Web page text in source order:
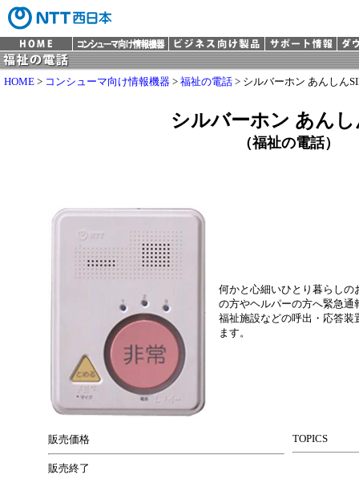
HOME > コンシューマ向け情報機器 > 福祉の電話 > シルバーホン あんしん
シルバーホン あん
（福祉の電話）
何かと心細いひとり暮らし
の方やヘルパーの方へ緊急通
福祉施設などの呼出・応答
ます。
販売価格
販売終了
TOPICS